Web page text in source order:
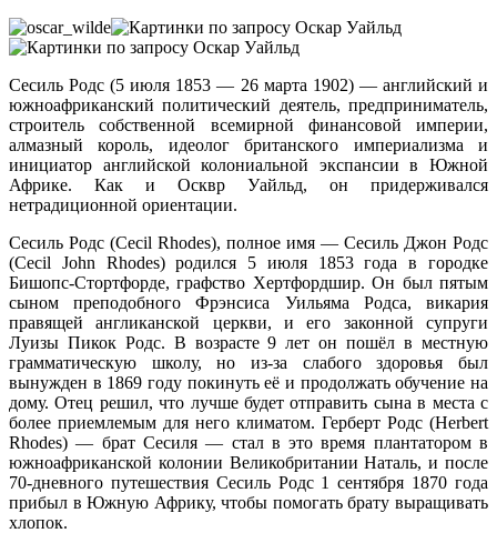
Сесиль Родс (5 июля 1853 — 26 марта 1902) — английский и
южноафриканский политический деятель, предприниматель,
строитель собственной всемирной финансовой империи,
алмазный король, идеолог британского империализма и
инициатор английской колониальной экспансии в Южной
Африке. Как и Осквр Уайльд, он придерживался
нетрадиционной ориентации.
Сесиль Родс (Cecil Rhodes), полное имя — Сесиль Джон Родс
(Cecil John Rhodes) родился 5 июля 1853 года в городке
Бишопс-Стортфорде, графство Хертфордшир. Он был пятым
сыном преподобного Фрэнсиса Уильяма Родса, викария
правящей англиканской церкви, и его законной супруги
Луизы Пикок Родс. В возрасте 9 лет он пошёл в местную
грамматическую школу, но из-за слабого здоровья был
вынужден в 1869 году покинуть её и продолжать обучение на
дому. Отец решил, что лучше будет отправить сына в места с
более приемлемым для него климатом. Герберт Родс (Herbert
Rhodes) — брат Сесиля — стал в это время плантатором в
южноафриканской колонии Великобритании Наталь, и после
70-дневного путешествия Сесиль Родс 1 сентября 1870 года
прибыл в Южную Африку, чтобы помогать брату выращивать
хлопок.